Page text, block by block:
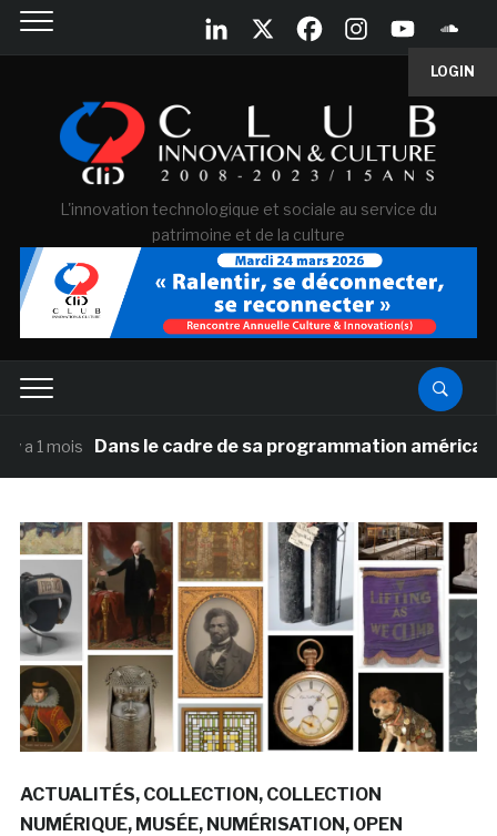
LOGIN
L'innovation technologique et sociale au service du
patrimoine et de la culture
Dans le cadre de sa programmation américaine,
ACTUALITÉS COLLECTION COLLECTION
NUMÉRIQUE MUSÉE NUMÉRISATION OPEN